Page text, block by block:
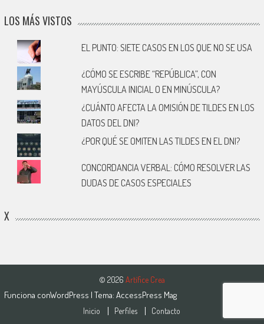
LOS MÁS VISTOS
EL PUNTO: SIETE CASOS EN LOS QUE NO SE USA
¿CÓMO SE ESCRIBE “REPÚBLICA”, CON
MAYÚSCULA INICIAL O EN MINÚSCULA?
¿CUÁNTO AFECTA LA OMISIÓN DE TILDES EN LOS
DATOS DEL DNI?
¿POR QUÉ SE OMITEN LAS TILDES EN EL DNI?
CONCORDANCIA VERBAL: CÓMO RESOLVER LAS
DUDAS DE CASOS ESPECIALES
X
© 2026 Artífice Crea
Funciona conWordPress | Tema: AccessPress Mag
Inicio Perfiles Contacto